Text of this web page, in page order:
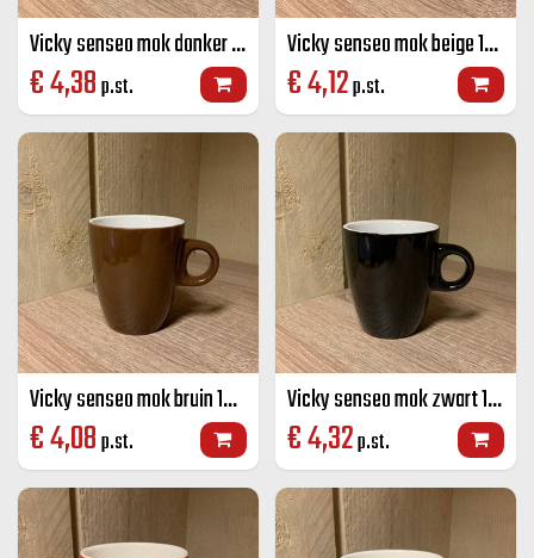
Vicky senseo mok donker blauw 19 CL
€4,38p.st.
Vicky senseo mok beige 19 CL
€4,12p.st.
Vicky senseo mok bruin 19 CL
€4,08p.st.
Vicky senseo mok zwart 19 CL
€4,32p.st.